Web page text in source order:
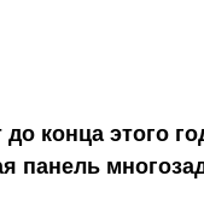
конца этого
панель